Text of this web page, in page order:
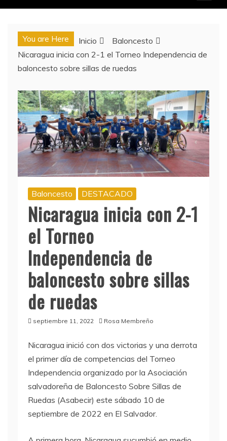
You are Here Inicio
Baloncesto
Nicaragua inicia con 2-1 el Torneo Independencia de
baloncesto sobre sillas de ruedas
Baloncesto DESTACADO
Nicaragua inicia con 2-1
el Torneo
Independencia de
baloncesto sobre sillas
de ruedas
septiembre 11, 2022 Rosa Membreño
Nicaragua inició con dos victorias y una derrota
el primer día de competencias del Torneo
Independencia organizado por la Asociación
salvadoreña de Baloncesto Sobre Sillas de
Ruedas (Asabecir) este sábado 10 de
septiembre de 2022 en El Salvador.